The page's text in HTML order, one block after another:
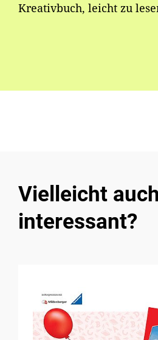
Kreativbuch, leicht zu
Vielleicht auch
interessant?